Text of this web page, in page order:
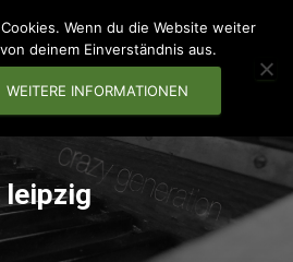
leipzig
Wenn du die Website weiter
deinem Einverständnis aus.
WEITERE INFORMATIONEN